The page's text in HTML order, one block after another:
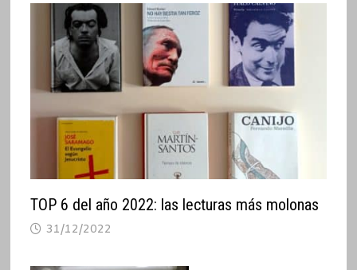
TOP 6 del año 2022: las lecturas más molonas
31/12/2022